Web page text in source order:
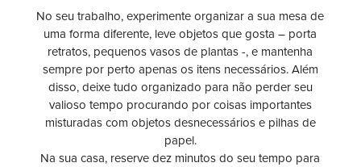
No seu trabalho, experimente organizar a sua mesa de
uma forma diferente, leve objetos que gosta – porta
retratos, pequenos vasos de plantas -, e mantenha
sempre por perto apenas os itens necessários. Além
disso, deixe tudo organizado para não perder seu
valioso tempo procurando por coisas importantes
misturadas com objetos desnecessários e pilhas de
papel.
Na sua casa, reserve dez minutos do seu tempo para